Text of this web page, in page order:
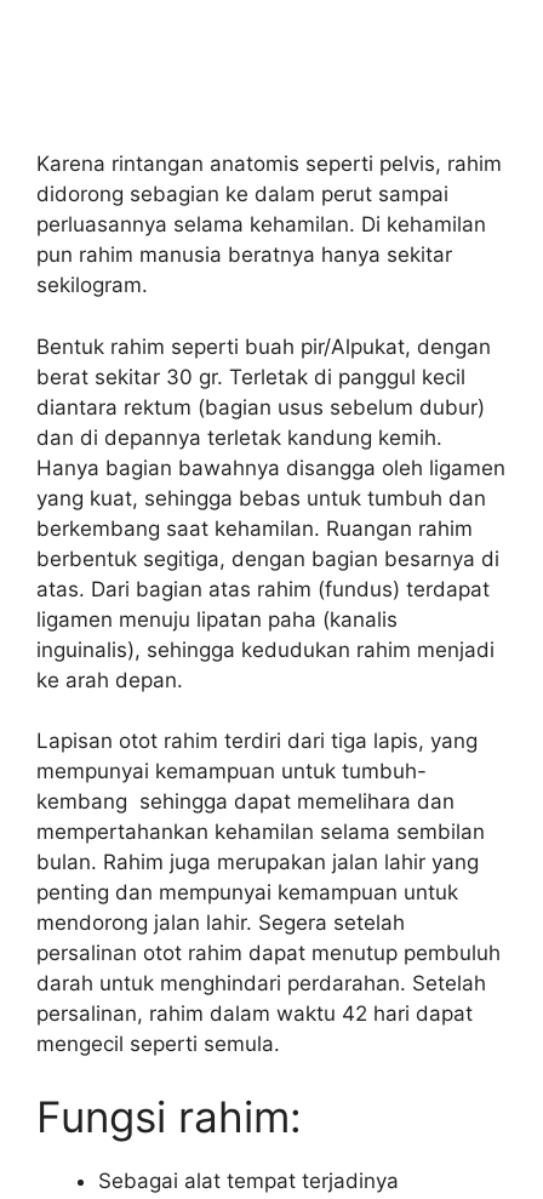
Karena rintangan anatomis seperti pelvis, rahim
didorong sebagian ke dalam perut sampai
perluasannya selama kehamilan. Di kehamilan
pun rahim manusia beratnya hanya sekitar
sekilogram.
Bentuk rahim seperti buah pir/Alpukat, dengan
berat sekitar 30 gr. Terletak di panggul kecil
diantara rektum (bagian usus sebelum dubur)
dan di depannya terletak kandung kemih.
Hanya bagian bawahnya disangga oleh ligamen
yang kuat, sehingga bebas untuk tumbuh dan
berkembang saat kehamilan. Ruangan rahim
berbentuk segitiga, dengan bagian besarnya di
atas. Dari bagian atas rahim (fundus) terdapat
ligamen menuju lipatan paha (kanalis
inguinalis), sehingga kedudukan rahim menjadi
ke arah depan.
Lapisan otot rahim terdiri dari tiga lapis, yang
mempunyai kemampuan untuk tumbuh-
kembang sehingga dapat memelihara dan
mempertahankan kehamilan selama sembilan
bulan. Rahim juga merupakan jalan lahir yang
penting dan mempunyai kemampuan untuk
mendorong jalan lahir. Segera setelah
persalinan otot rahim dapat menutup pembuluh
darah untuk menghindari perdarahan. Setelah
persalinan, rahim dalam waktu 42 hari dapat
mengecil seperti semula.
Fungsi rahim:
Sebagai alat tempat terjadinya